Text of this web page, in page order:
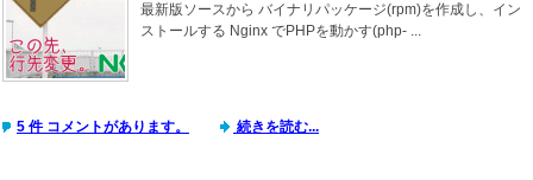
最新版ソースから バイナリパッケージ(rpm)を作成し、イン
ストールする Nginx でPHPを動かす(php- ...
5 件 コメントがあります。 続きを読む...